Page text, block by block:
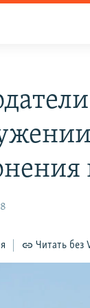
Читать без